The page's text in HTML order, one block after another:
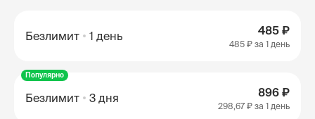
Безлимит 1 день 485 ₽
485 ₽ за 1 день
Популярно
Безлимит 3 дня 896 ₽
298,67 ₽ за 1 день